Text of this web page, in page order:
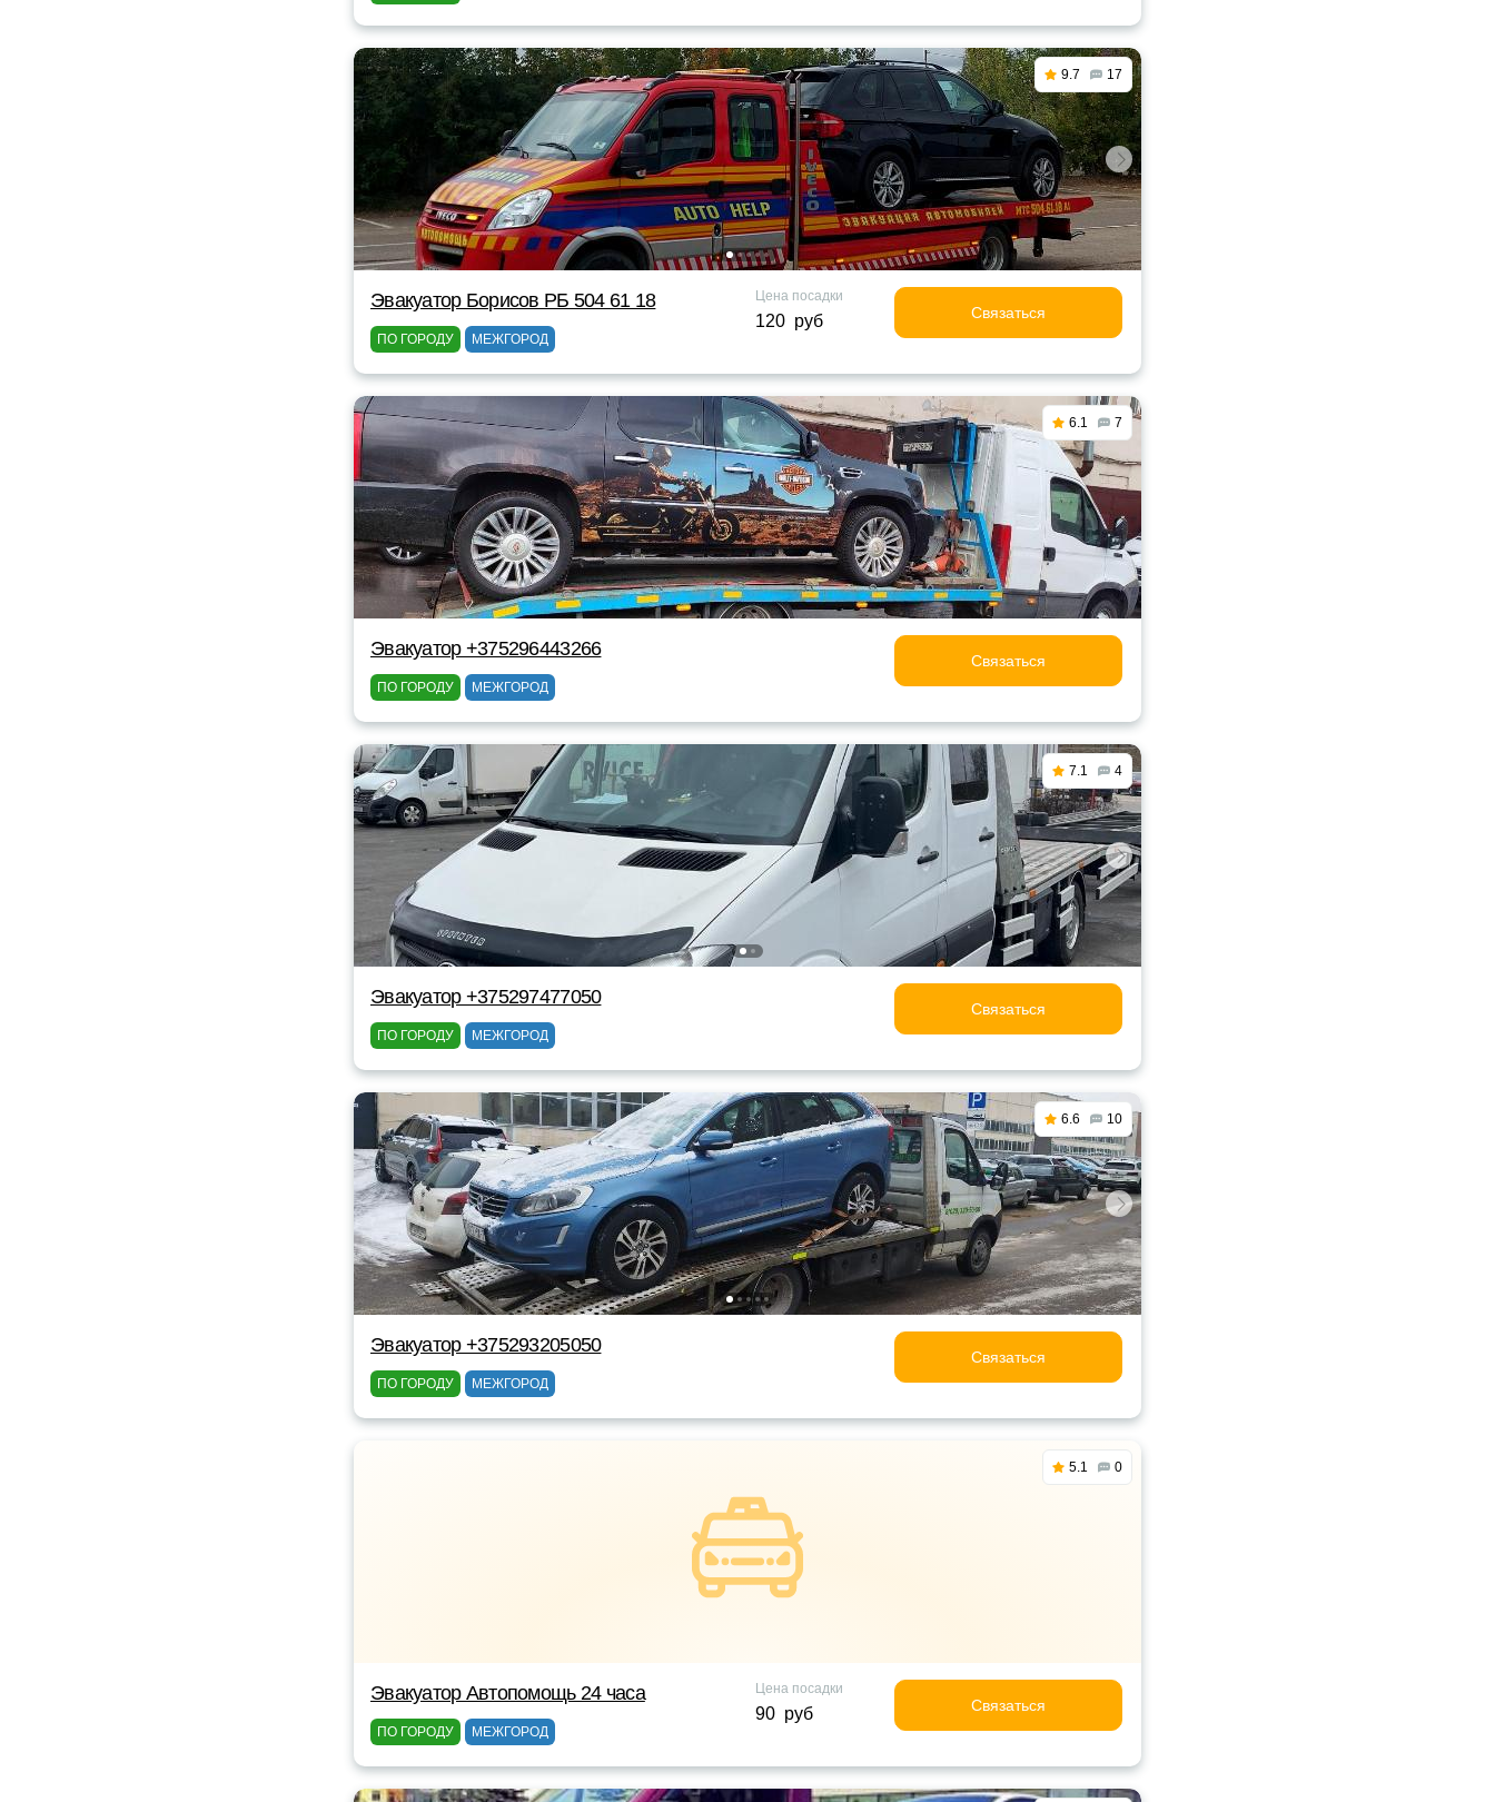
9.7 17
Эвакуатор Борисов РБ 504 61 18
ПО ГОРОДУ МЕЖГОРОД
Цена посадки
120 руб Связаться
6.1 7
Эвакуатор +375296443266
ПО ГОРОДУ МЕЖГОРОД
Связаться
7.1 4
Эвакуатор +375297477050
ПО ГОРОДУ МЕЖГОРОД
Связаться
6.6 10
Эвакуатор +375293205050
ПО ГОРОДУ МЕЖГОРОД
Связаться
5.1 0
Эвакуатор Автопомощь 24 часа
ПО ГОРОДУ МЕЖГОРОД
Цена посадки
90 руб Связаться